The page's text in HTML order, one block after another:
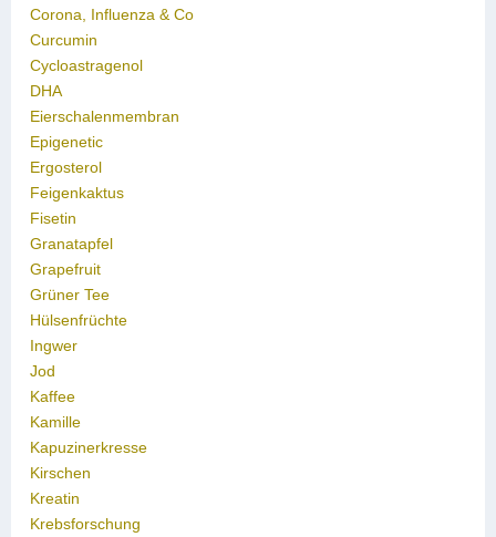
Corona, Influenza & Co
Curcumin
Cycloastragenol
DHA
Eierschalenmembran
Epigenetic
Ergosterol
Feigenkaktus
Fisetin
Granatapfel
Grapefruit
Grüner Tee
Hülsenfrüchte
Ingwer
Jod
Kaffee
Kamille
Kapuzinerkresse
Kirschen
Kreatin
Krebsforschung